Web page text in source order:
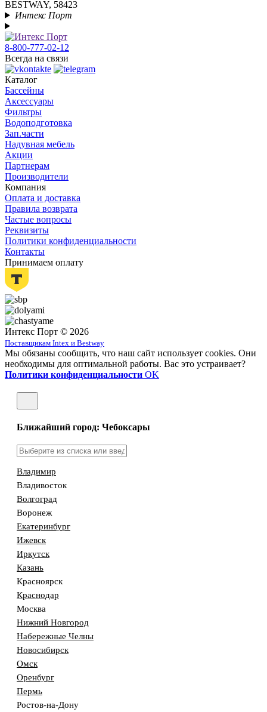
BESTWAY, 58423
Интекс Порт
8-800-777-02-12
Всегда на связи
Каталог
Бассейны
Аксессуары
Фильтры
Водоподготовка
Зап.части
Надувная мебель
Акции
Партнерам
Производители
Компания
Оплата и доставка
Правила возврата
Частые вопросы
Реквизиты
Политики конфиденциальности
Контакты
Принимаем оплату
Интекс Порт © 2026
Поставщикам Intex и Bestway
Мы обязаны сообщить, что наш сайт использует cookies. Они
необходимы для оптимальной работы. Вас это устраивает?
Политики конфиденциальности OK
Ближайший город: Чебоксары
Владимир
Владивосток
Волгоград
Воронеж
Екатеринбург
Ижевск
Иркутск
Казань
Красноярск
Краснодар
Москва
Нижний Новгород
Набережные Челны
Новосибирск
Омск
Оренбург
Пермь
Ростов-на-Дону